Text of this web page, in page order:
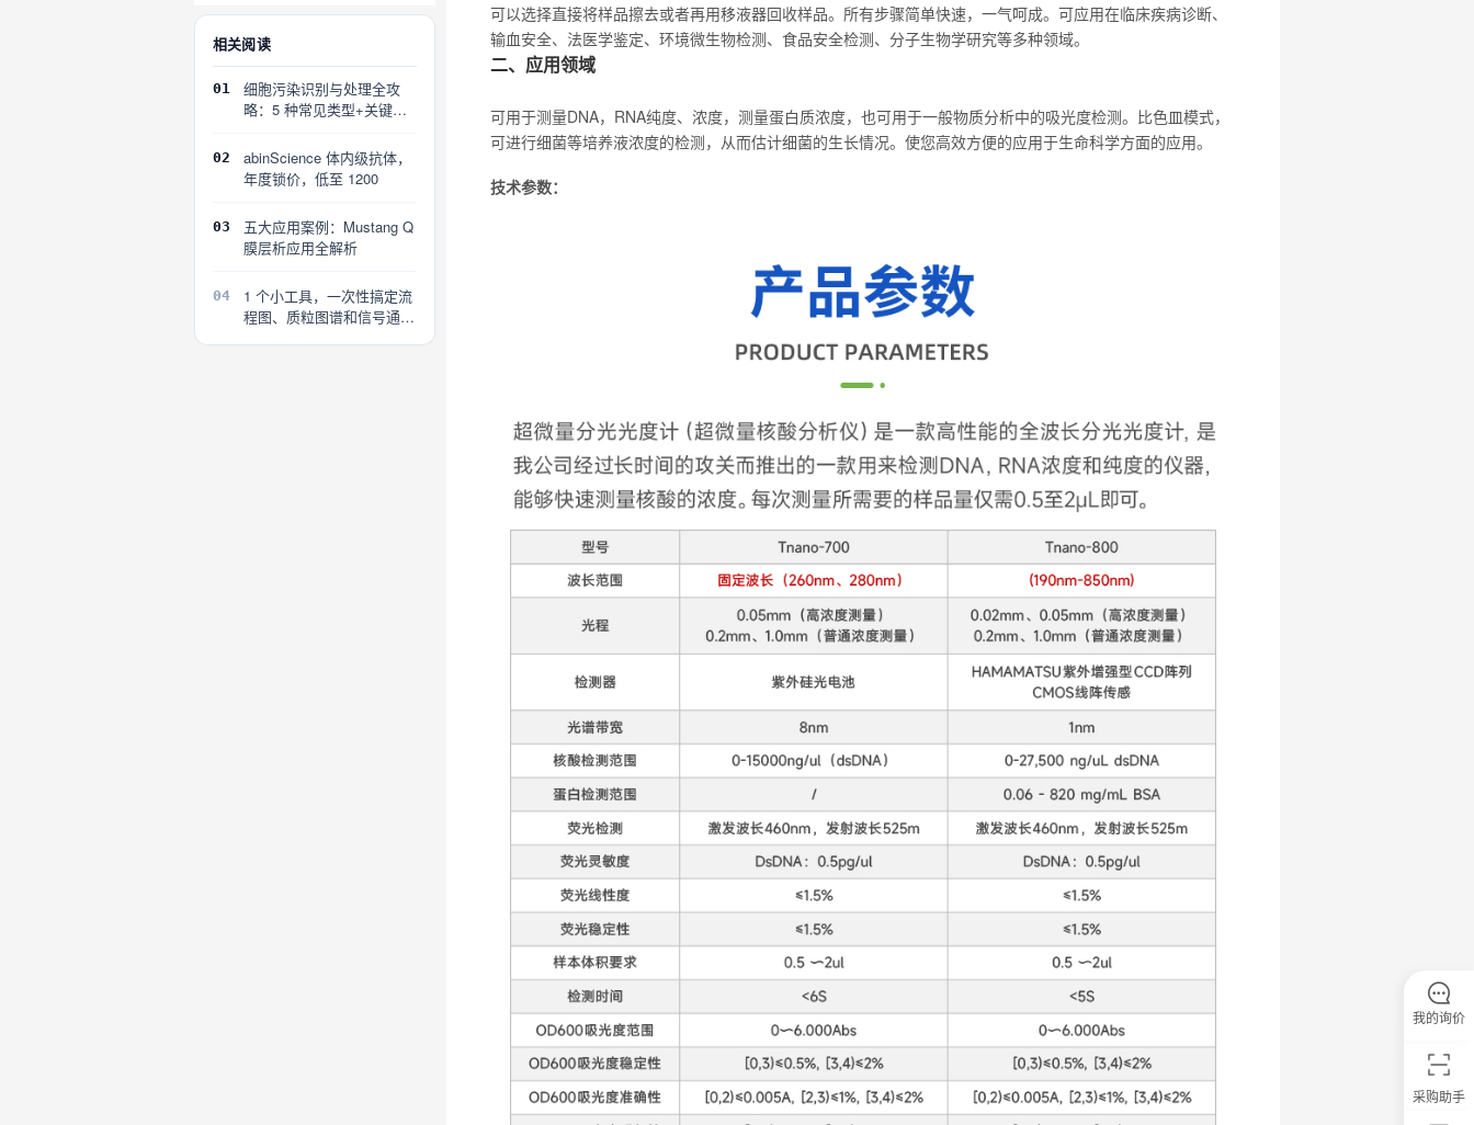
相关阅读
01
细胞污染识别与处理全攻
略：5 种常见类型+关键误
02
abinScience 体内级抗体，
年度锁价，低至 1200
03
五大应用案例：Mustang Q
膜层析应用全解析
04
1 个小工具，一次性搞定流
程图、质粒图谱和信号通路
可以选择直接将样品擦去或者再用移液器回收样品。所有步骤简单快速，一气呵成。可应用在临床疾病诊断、
输血安全、法医学鉴定、环境微生物检测、食品安全检测、分子生物学研究等多种领域。
二、 应用领域
可用于测量DNA，RNA纯度、浓度，测量蛋白质浓度，也可用于一般物质分析中的吸光度检测。比色皿模式，
可进行细菌等培养液浓度的检测，从而估计细菌的生长情况。使您高效方便的应用于生命科学方面的应用。
技术参数：
采购助手
我的询价